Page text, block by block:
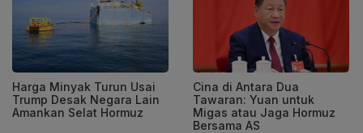
Harga Minyak Turun Usai
Trump Desak Negara Lain
Amankan Selat Hormuz
Cina di Antara Dua
Tawaran: Yuan untuk
Migas atau Jaga Hormuz
Bersama AS